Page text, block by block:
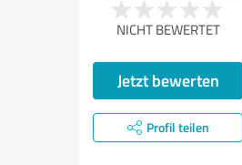
NICHT BEWERTET
Jetzt bewerten
Profil teilen